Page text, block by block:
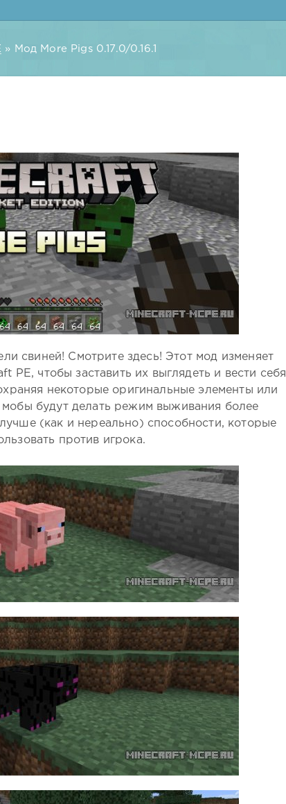
» Мод More Pigs 0.17.0/0.16.1
свиней! Смотрите здесь! Этот мод изменяет
PE, чтобы заставить их выглядеть и вести себя
некоторые оригинальные элементы или
будут делать режим выживания более
(как и нереально) способности, которые
против игрока.